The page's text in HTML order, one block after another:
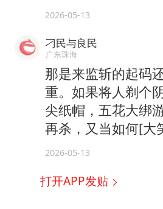
2026-05-13
刁民与良民
广东珠海
那是来监斩的起码
重。如果将人剃个
尖纸帽，五花大绑
再杀，又当如何[大
2026-05-13
打开APP发贴